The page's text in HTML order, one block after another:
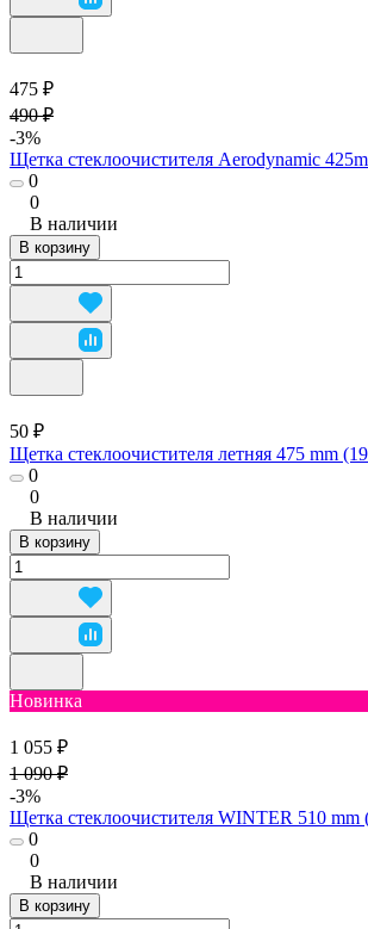
475 ₽
490 ₽
-3%
Щетка стеклоочистителя Aerodynamic
0
0
В наличии
В корзину
50 ₽
Щетка стеклоочистителя летняя 475 mm
0
0
В наличии
В корзину
Новинка
1 055 ₽
1 090 ₽
-3%
Щетка стеклоочистителя WINTER 510 mm
0
0
В наличии
В корзину